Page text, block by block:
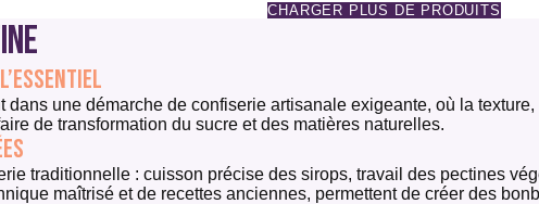
CHARGER PLUS DE PRODUITS
une démarche de confiserie artisanale exigeante, où la
de transformation du sucre et des matières naturelles.
traditionnelle : cuisson précise des sirops, travail des pectines
maîtrisé et de recettes anciennes, permettent de créer des